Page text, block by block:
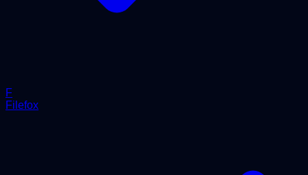
F
Filefox